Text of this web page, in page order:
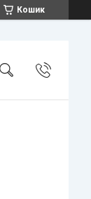
Кошик